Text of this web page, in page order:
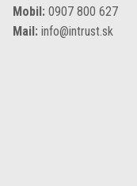
Mobil: 0907 800 627
Mail: info@intrust.sk